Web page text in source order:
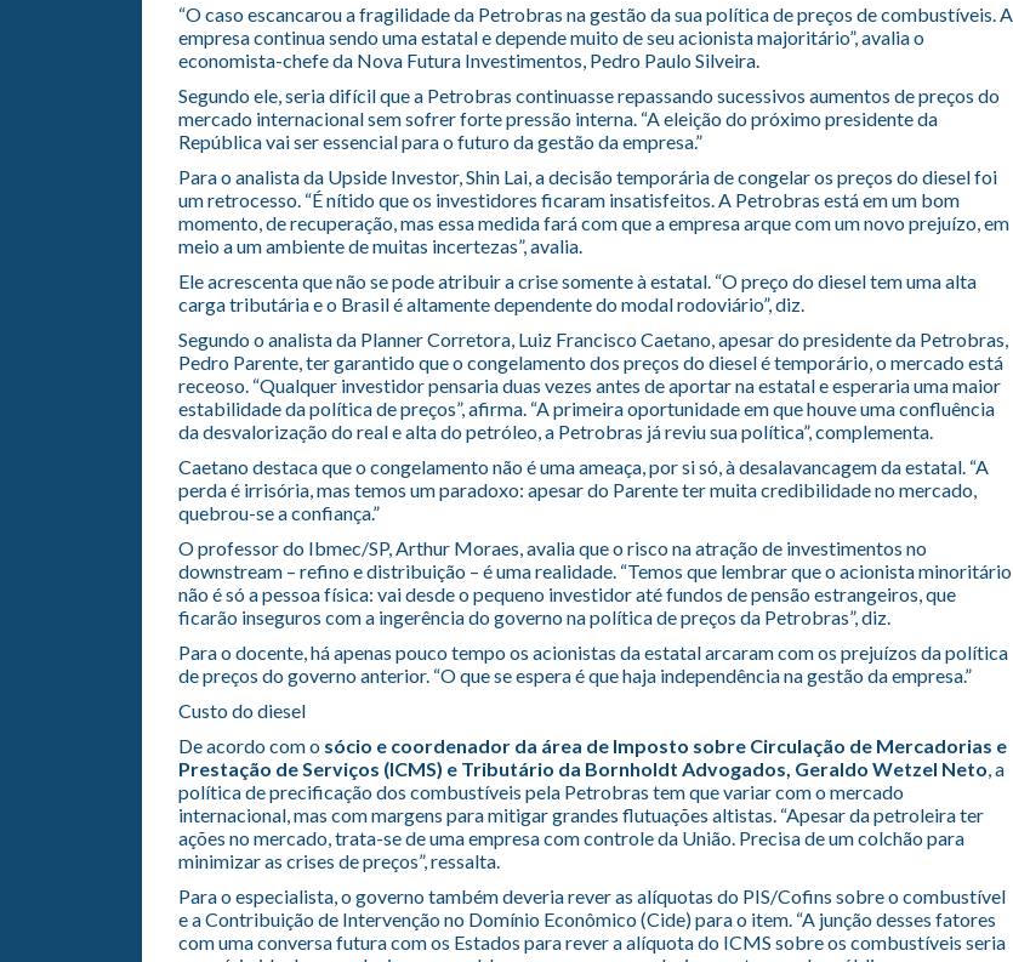
“O caso escancarou a fragilidade da Petrobras na gestão da sua política de preços de combustíveis. A
empresa continua sendo uma estatal e depende muito de seu acionista majoritário”, avalia o
economista-chefe da Nova Futura Investimentos, Pedro Paulo Silveira.
Segundo ele, seria difícil que a Petrobras continuasse repassando sucessivos aumentos de preços do
mercado internacional sem sofrer forte pressão interna. “A eleição do próximo presidente da
República vai ser essencial para o futuro da gestão da empresa.”
Para o analista da Upside Investor, Shin Lai, a decisão temporária de congelar os preços do diesel foi
um retrocesso. “É nítido que os investidores ficaram insatisfeitos. A Petrobras está em um bom
momento, de recuperação, mas essa medida fará com que a empresa arque com um novo prejuízo, em
meio a um ambiente de muitas incertezas”, avalia.
Ele acrescenta que não se pode atribuir a crise somente à estatal. “O preço do diesel tem uma alta
carga tributária e o Brasil é altamente dependente do modal rodoviário”, diz.
Segundo o analista da Planner Corretora, Luiz Francisco Caetano, apesar do presidente da Petrobras,
Pedro Parente, ter garantido que o congelamento dos preços do diesel é temporário, o mercado está
receoso. “Qualquer investidor pensaria duas vezes antes de aportar na estatal e esperaria uma maior
estabilidade da política de preços”, afirma. “A primeira oportunidade em que houve uma confluência
da desvalorização do real e alta do petróleo, a Petrobras já reviu sua política”, complementa.
Caetano destaca que o congelamento não é uma ameaça, por si só, à desalavancagem da estatal. “A
perda é irrisória, mas temos um paradoxo: apesar do Parente ter muita credibilidade no mercado,
quebrou-se a confiança.”
O professor do Ibmec/SP, Arthur Moraes, avalia que o risco na atração de investimentos no
downstream – refino e distribuição – é uma realidade. “Temos que lembrar que o acionista minoritário
não é só a pessoa física: vai desde o pequeno investidor até fundos de pensão estrangeiros, que
ficarão inseguros com a ingerência do governo na política de preços da Petrobras”, diz.
Para o docente, há apenas pouco tempo os acionistas da estatal arcaram com os prejuízos da política
de preços do governo anterior. “O que se espera é que haja independência na gestão da empresa.”
Custo do diesel
De acordo com o sócio e coordenador da área de Imposto sobre Circulação de Mercadorias e
Prestação de Serviços (ICMS) e Tributário da Bornholdt Advogados, Geraldo Wetzel Neto , a
política de precificação dos combustíveis pela Petrobras tem que variar com o mercado
internacional, mas com margens para mitigar grandes flutuações altistas. “Apesar da petroleira ter
ações no mercado, trata-se de uma empresa com controle da União. Precisa de um colchão para
minimizar as crises de preços”, ressalta.
Para o especialista, o governo também deveria rever as alíquotas do PIS/Cofins sobre o combustível
e a Contribuição de Intervenção no Domínio Econômico (Cide) para o item. “A junção desses fatores
com uma conversa futura com os Estados para rever a alíquota do ICMS sobre os combustíveis seria